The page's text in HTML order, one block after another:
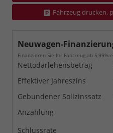
Fahrzeug drucken,
Neuwagen-
Finanzieren Sie Ihr Fahrzeug ab 5,99%
Nettodarlehensbetrag
Effektiver Jahreszins
Gebundener Sollzinssatz
Anzahlung
Schlussrate